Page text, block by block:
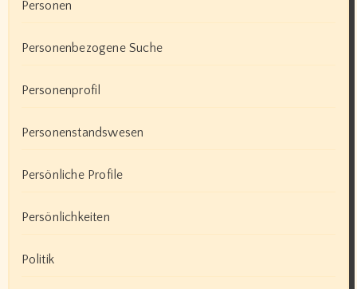
Personen
Personenbezogene Suche
Personenprofil
Personenstandswesen
Persönliche Profile
Persönlichkeiten
Politik